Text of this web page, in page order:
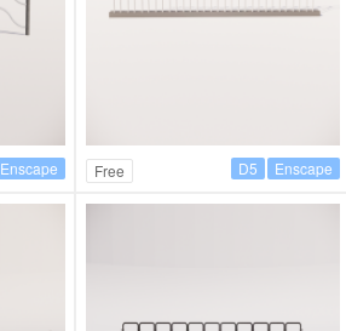
Enscape Free Enscape
D5